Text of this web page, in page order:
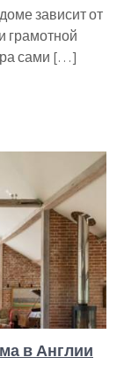
зависит от
грамотной
сами […]
в Англии